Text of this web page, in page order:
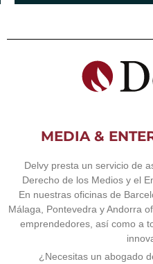
MEDIA &
Delvy presta un servicio de
Derecho de los Medios y el
En nuestras oficinas de
Málaga, Pontevedra y Andorra
emprendedores, así como a
¿Necesitas un abogado